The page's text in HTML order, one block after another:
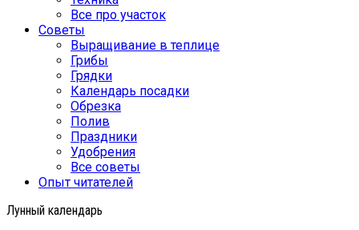
Все про участок
Советы
Выращивание в теплице
Грибы
Грядки
Календарь посадки
Обрезка
Полив
Праздники
Удобрения
Все советы
Опыт читателей
Лунный календарь